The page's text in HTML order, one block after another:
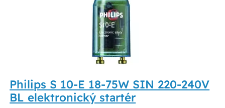
Philips S 10-E 18-75W SIN 220-240V
BL elektronický startér